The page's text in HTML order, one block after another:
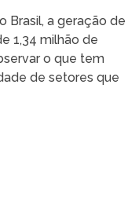
Brasil, a geração de
1,34 milhão de
o que tem
de setores que